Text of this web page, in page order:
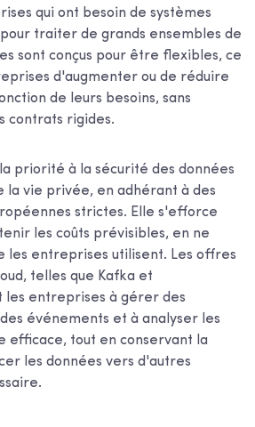
qui ont besoin de systèmes
traiter de grands ensembles de
sont conçus pour être flexibles, ce
d'augmenter ou de réduire
de leurs besoins, sans
contrats rigides.
priorité à la sécurité des données
la vie privée, en adhérant à des
strictes. Elle s'efforce
les coûts prévisibles, en ne
les entreprises utilisent. Les offres
telles que Kafka et
les entreprises à gérer des
événements et à analyser les
efficace, tout en conservant la
les données vers d'autres